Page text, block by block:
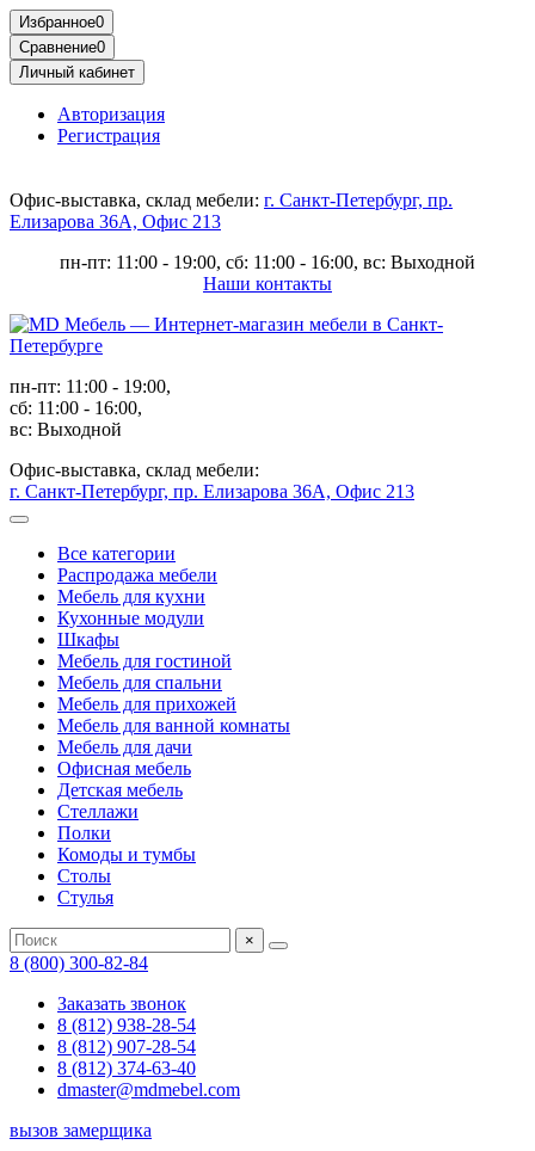
Избранное0
Сравнение0
Личный кабинет
Авторизация
Регистрация
Офис-выставка, склад мебели: г. Санкт-Петербург, пр.
Елизарова 36А, Офис 213
пн-пт: 11:00 - 19:00, сб: 11:00 - 16:00, вс: Выходной
Наши контакты
пн-пт: 11:00 - 19:00,
сб: 11:00 - 16:00,
вс: Выходной
Офис-выставка, склад мебели:
г. Санкт-Петербург, пр. Елизарова 36А, Офис 213
Все категории
Распродажа мебели
Мебель для кухни
Кухонные модули
Шкафы
Мебель для гостиной
Мебель для спальни
Мебель для прихожей
Мебель для ванной комнаты
Мебель для дачи
Офисная мебель
Детская мебель
Стеллажи
Полки
Комоды и тумбы
Столы
Стулья
×
8 (800) 300-82-84
Заказать звонок
8 (812) 938-28-54
8 (812) 907-28-54
8 (812) 374-63-40
dmaster@mdmebel.com
вызов замерщика